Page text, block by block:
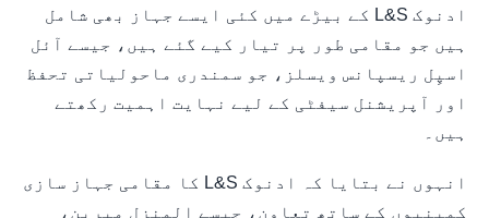
ادنوک L&S کے بیڑے میں کئی ایسے جہاز بھی شامل
ہیں جو مقامی طور پر تیار کیے گئے ہیں، جیسے آئل
اسپِل ریسپانس ویسلز، جو سمندری ماحولیاتی تحفظ
اور آپریشنل سیفٹی کے لیے نہایت اہمیت رکھتے
ہیں۔
انہوں نے بتایا کہ ادنوک L&S کا مقامی جہاز سازی
کمپنیوں کے ساتھ تعاون، جیسے المنزل میرین،